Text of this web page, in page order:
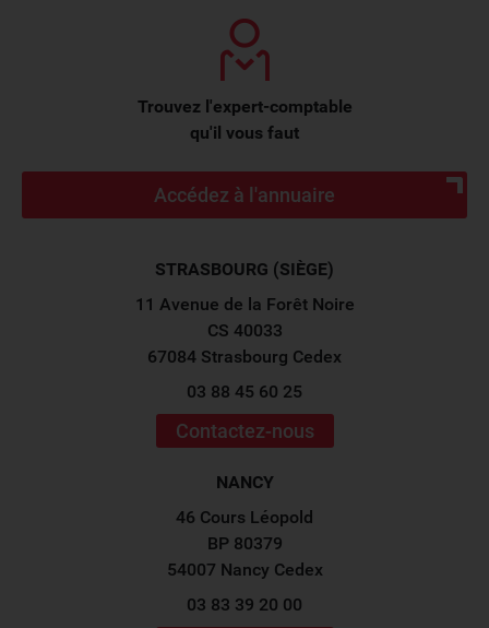
Trouvez l'expert-comptable
qu'il vous faut
Accédez à l'annuaire
STRASBOURG (SIÈGE)
11 Avenue de la Forêt Noire
CS 40033
67084 Strasbourg Cedex
03 88 45 60 25
Contactez-nous
NANCY
46 Cours Léopold
BP 80379
54007 Nancy Cedex
03 83 39 20 00